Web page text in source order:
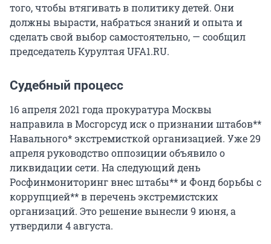
того, чтобы втягивать в политику детей. Они
должны вырасти, набраться знаний и опыта и
сделать свой выбор самостоятельно, — сообщил
председатель Курултая UFA1.RU.
Судебный процесс
16 апреля 2021 года прокуратура Москвы
направила в Мосгорсуд иск о признании штабов**
Навального* экстремисткой организацией. Уже 29
апреля руководство оппозиции объявило о
ликвидации сети. На следующий день
Росфинмониторинг внес штабы** и Фонд борьбы с
коррупцией** в перечень экстремистских
организаций. Это решение вынесли 9 июня, а
утвердили 4 августа.